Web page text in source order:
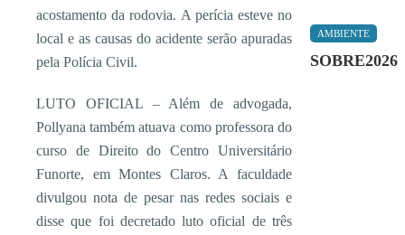
acostamento da rodovia. A perícia esteve no
local e as causas do acidente serão apuradas
pela Polícia Civil.
LUTO OFICIAL – Além de advogada,
Pollyana também atuava como professora do
curso de Direito do Centro Universitário
Funorte, em Montes Claros. A faculdade
divulgou nota de pesar nas redes sociais e
disse que foi decretado luto oficial de três
AMBIENTE
SOBRE2026